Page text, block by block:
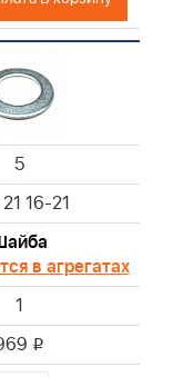
5
16-21
в агрегатах
1
i